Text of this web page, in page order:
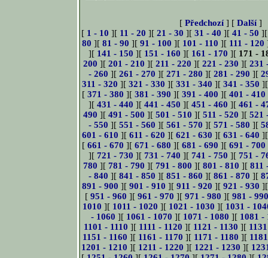
[ Předchozí] [ Další]
[ 1 - 10 ][ 11 - 20 ][ 21 - 30 ][ 31 - 40 ][ 41 - 50
80 ][81 - 90 ][91 - 100 ][ 101 - 110 ][ 111 - 120
][ 141 - 150 ][ 151 - 160 ][ 161 - 170 ][ 171 -
200 ][ 201 - 210 ][ 211 - 220 ][ 221 - 230 ][ 231
- 260 ][ 261 - 270 ][ 271 - 280 ][ 281 - 290 ][
311 - 320 ][ 321 - 330 ][ 331 - 340 ][ 341 - 350
[ 371 - 380 ][ 381 - 390 ][ 391 - 400 ][ 401 - 410
][ 431 - 440 ][ 441 - 450 ][ 451 - 460 ][ 461 -
490 ][ 491 - 500 ][ 501 - 510 ][ 511 - 520 ][ 521
- 550 ][ 551 - 560 ][ 561 - 570 ][ 571 - 580 ][
601 - 610 ][ 611 - 620 ][ 621 - 630 ][ 631 - 640
[ 661 - 670 ][ 671 - 680 ][ 681 - 690 ][ 691 - 700
][ 721 - 730 ][ 731 - 740 ][ 741 - 750 ][ 751 -
780 ][ 781 - 790 ][ 791 - 800 ][ 801 - 810 ][ 811
- 840 ][ 841 - 850 ][ 851 - 860 ][ 861 - 870 ][
891 - 900 ][ 901 - 910 ][ 911 - 920 ][ 921 - 930
[951 - 960 ][961 - 970 ][971 - 980 ][981 -
1010 ][ 1011 - 1020 ][ 1021 - 1030 ][ 1031 -
- 1060 ][ 1061 - 1070 ][ 1071 - 1080 ][ 1081 -
1101 - 1110 ][ 1111 - 1120 ][ 1121 - 1130 ][
1151 - 1160 ][ 1161 - 1170 ][ 1171 - 1180 ][
1201 - 1210 ][ 1211 - 1220 ][ 1221 - 1230 ][